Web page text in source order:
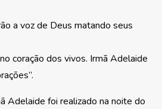
a voz de Deus matando seus
coração dos vivos. Irmã Adelaide
Adelaide foi realizado na noite do